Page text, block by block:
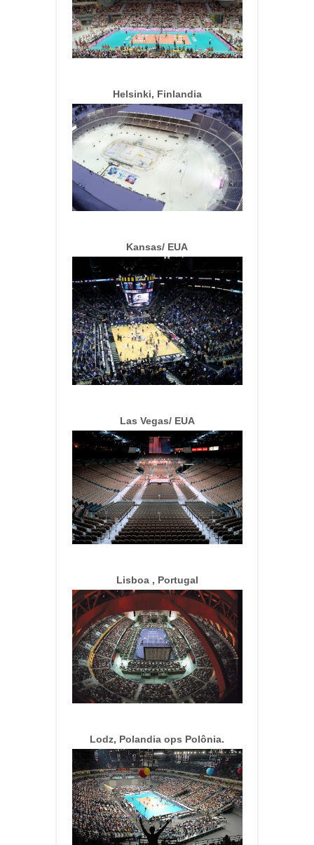
Helsinki, Finlandia
Kansas/ EUA
Las Vegas/ EUA
Lisboa , Portugal
Lodz, Polandia ops Polônia.